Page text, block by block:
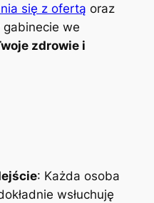
się z ofertą oraz
we
zdrowie i
: Każda osoba
wsłuchuję